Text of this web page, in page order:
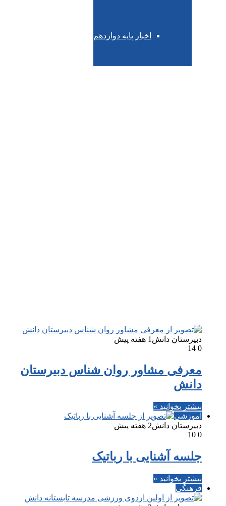
اخبار پایه دوازدهم
دبیرستان دانش 1 هفته پیش
0
معرفی مشاور روان شناس دبیرستان
دانش
بیشتر بخوانید »
آموزشی
دبیرستان دانش2 هفته پیش
0
جلسه آشنایی با رباتیک
بیشتر بخوانید »
فرهنگی